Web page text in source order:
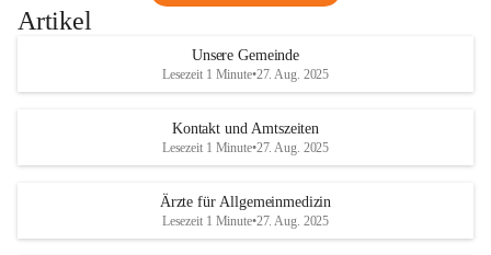
Artikel
Unsere Gemeinde
Lesezeit 1 Minute•27. Aug. 2025
Kontakt und Amtszeiten
Lesezeit 1 Minute•27. Aug. 2025
Ärzte für Allgemeinmedizin
Lesezeit 1 Minute•27. Aug. 2025